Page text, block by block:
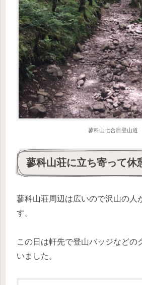
蓼科山七合目登山道
蓼科山荘に立ち寄って休
蓼科山荘周辺は広いので沢山の人
す。
この日は軒先で登山バッジなどの
いました。